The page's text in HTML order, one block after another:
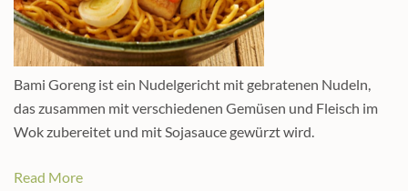
Bami Goreng ist ein Nudelgericht mit gebratenen Nudeln,
das zusammen mit verschiedenen Gemüsen und Fleisch im
Wok zubereitet und mit Sojasauce gewürzt wird.
Read More